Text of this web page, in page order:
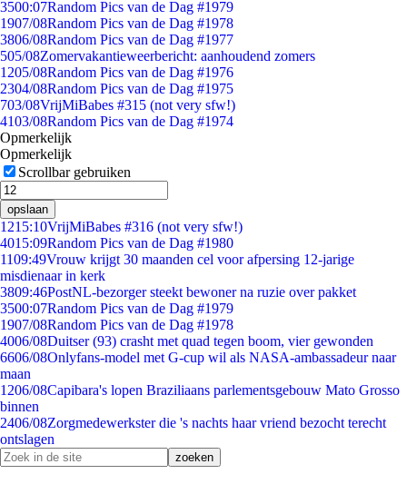
3500:07Random Pics van de Dag #1979
1907/08Random Pics van de Dag #1978
3806/08Random Pics van de Dag #1977
505/08Zomervakantieweerbericht: aanhoudend zomers
1205/08Random Pics van de Dag #1976
2304/08Random Pics van de Dag #1975
703/08VrijMiBabes #315 (not very sfw!)
4103/08Random Pics van de Dag #1974
Opmerkelijk
Opmerkelijk
Scrollbar gebruiken
opslaan
1215:10VrijMiBabes #316 (not very sfw!)
4015:09Random Pics van de Dag #1980
1109:49Vrouw krijgt 30 maanden cel voor afpersing 12-jarige
misdienaar in kerk
3809:46PostNL-bezorger steekt bewoner na ruzie over pakket
3500:07Random Pics van de Dag #1979
1907/08Random Pics van de Dag #1978
4006/08Duitser (93) crasht met quad tegen boom, vier gewonden
6606/08Onlyfans-model met G-cup wil als NASA-ambassadeur naar
maan
1206/08Capibara's lopen Braziliaans parlementsgebouw Mato Grosso
binnen
2406/08Zorgmedewerkster die 's nachts haar vriend bezocht terecht
ontslagen